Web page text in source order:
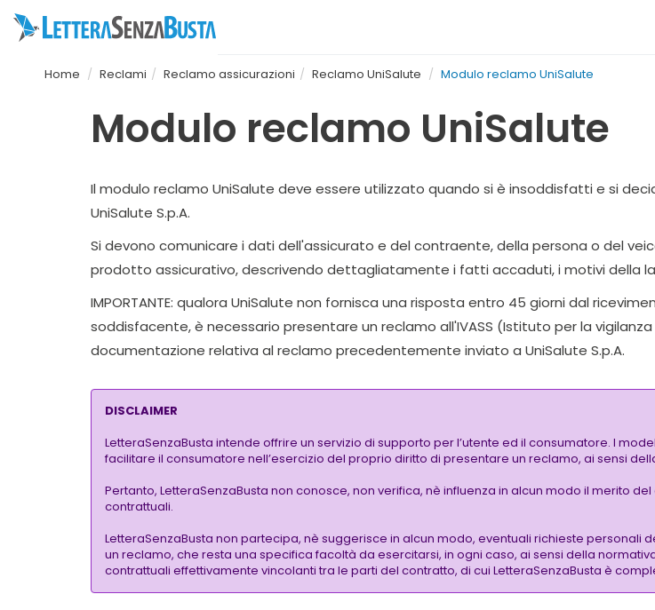
Home Reclami Reclamo assicurazioni Reclamo UniSalute Modulo reclamo UniSalute
Modulo reclamo UniSalute
Il modulo reclamo UniSalute deve essere utilizzato quando si è insoddisfatti e si
UniSalute S.p.A.
Si devono comunicare i dati dell'assicurato e del contraente, della persona o del
prodotto assicurativo, descrivendo dettagliatamente i fatti accaduti, i motivi della
IMPORTANTE: qualora UniSalute non fornisca una risposta entro 45 giorni dal
soddisfacente, è necessario presentare un reclamo all'IVASS (Istituto per la
documentazione relativa al reclamo precedentemente inviato a UniSalute S.p.A.
DISCLAIMER
LetteraSenzaBusta intende offrire un servizio di supporto per l’utente ed il consumatore. I
facilitare il consumatore nell’esercizio del proprio diritto di presentare un reclamo, ai sensi
Pertanto, LetteraSenzaBusta non conosce, non verifica, nè influenza in alcun modo il merito
contrattuali.
LetteraSenzaBusta non partecipa, nè suggerisce in alcun modo, eventuali richieste
un reclamo, che resta una specifica facoltà da esercitarsi, in ogni caso, ai sensi della
contrattuali effettivamente vincolanti tra le parti del contratto, di cui LetteraSenzaBusta è